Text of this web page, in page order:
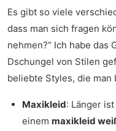
Es gibt so viele
dass man sich fragen
nehmen?“ Ich habe das
Dschungel von Stilen
beliebte Styles, die man
Maxikleid: Länger
einem maxikleid